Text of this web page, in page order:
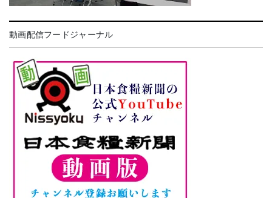
動画配信フードジャーナル